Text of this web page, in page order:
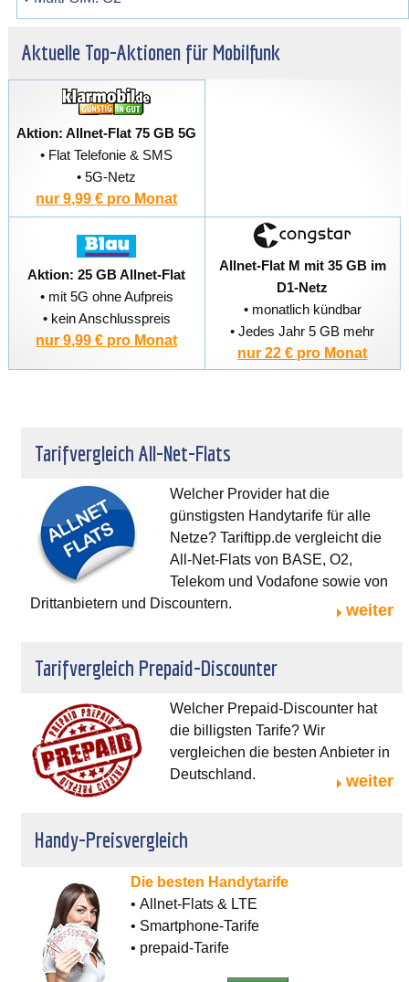
Aktuelle Top-Aktionen für Mobilfunk
Aktion: Allnet-Flat 75 GB 5G
• Flat Telefonie & SMS
• 5G-Netz
nur 9,99 € pro Monat
Aktion: 25 GB Allnet-Flat
• mit 5G ohne Aufpreis
• kein Anschlusspreis
nur 9,99 € pro Monat
Allnet-Flat M mit 35 GB im
D1-Netz
• monatlich kündbar
• Jedes Jahr 5 GB mehr
nur 22 € pro Monat
Tarifvergleich All-Net-Flats
Welcher Provider hat die
günstigsten Handytarife für alle
Netze? Tariftipp.de vergleicht die
All-Net-Flats von BASE, O2,
Telekom und Vodafone sowie von
Drittanbietern und Discountern.
weiter
Tarifvergleich Prepaid-Discounter
Welcher Prepaid-Discounter hat
die billigsten Tarife? Wir
vergleichen die besten Anbieter in
Deutschland.
weiter
Handy-Preisvergleich
Die besten Handytarife
• Allnet-Flats & LTE
• Smartphone-Tarife
• prepaid-Tarife